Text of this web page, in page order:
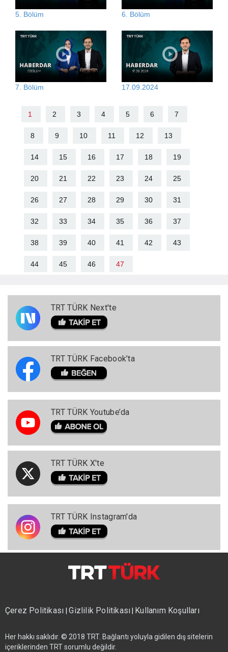
5. Bölüm 6. Bölüm
7. Bölüm 17.09.2024
1 2 3 4 5 6 7
8 9 10 11 12 13
14 15 16 17 18 19
20 21 22 23 24 25
26 27 28 29 30 31
32 33 34 35 36 37
38 39 40 41 42 43
44 45 46 47
TRT TÜRK Next'te
TRT TÜRK Facebook’ta
TRT TÜRK Youtube’da
TRT TÜRK X'te
TRT TÜRK Instagram'da
Çerez Politikası|Gizlilik Politikası| Kullanım Koşulları
Her hakkı saklıdır. © 2018 TRT. Bağlantı yoluyla gidilen dış sitelerin
içeriklerinden TRT sorumlu değildir.